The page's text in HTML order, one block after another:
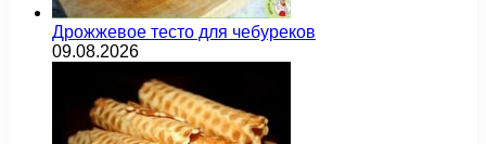
Дрожжевое тесто для чебуреков
09.08.2026